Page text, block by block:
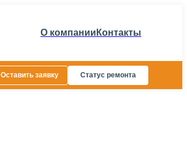
О компании Контакты
Оставить заявку Статус ремонта